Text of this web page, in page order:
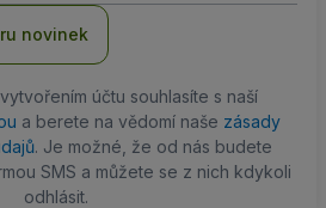
novinek
účtu souhlasíte s naší
a berete na vědomí naše zásady
. Je možné, že od nás budete
SMS a můžete se z nich kdykoli
odhlásit.